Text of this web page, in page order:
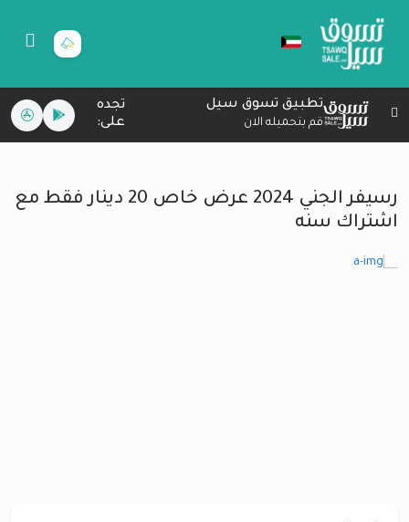
تطبيق تسوق سيل
قم بتحميله الان
تجده
على:
رسيفر الجني 2024 عرض خاص 20 دينار فقط مع
اشتراك سنه